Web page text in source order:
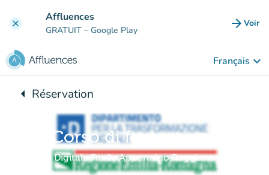
clear Affluences
GRATUIT – Google Play arrow_forward Voir
Français keyboard_arrow_down
arrow_leftRetour à :
Réservation
Corso di formazione
Digitale Facile Appennino Reggiano